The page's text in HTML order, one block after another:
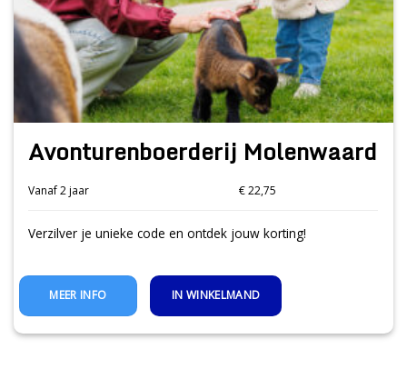
Avonturenboerderij Molenwaard
Vanaf 2 jaar € 22,75
Verzilver je unieke code en ontdek jouw korting!
IN WINKELMAND
MEER INFO